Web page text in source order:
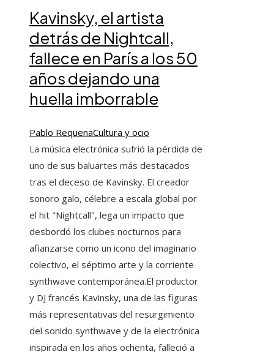
Kavinsky, el artista
detrás de Nightcall,
fallece en París a los 50
años dejando una
huella imborrable
Pablo RequenaCultura y ocio
La música electrónica sufrió la pérdida de
uno de sus baluartes más destacados
tras el deceso de Kavinsky. El creador
sonoro galo, célebre a escala global por
el hit "Nightcall", lega un impacto que
desbordó los clubes nocturnos para
afianzarse como un icono del imaginario
colectivo, el séptimo arte y la corriente
synthwave contemporánea.El productor
y DJ francés Kavinsky, una de las figuras
más representativas del resurgimiento
del sonido synthwave y de la electrónica
inspirada en los años ochenta, falleció a